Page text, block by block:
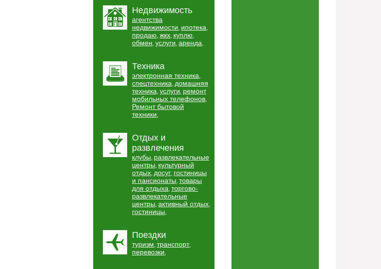
Недвижимость
агентства
недвижимости, ипотека,
продаю, жкх, куплю,
обмен, услуги, аренда,
Техника
электронная техника,
спецтехника, домашняя
техника, услуги, ремонт
мобильных телефонов,
Ремонт бытовой
техники,
Отдых и
развлечения
клубы, развлекательные
центры, культурный
отдых, досуг, гостиницы
и пансионаты, товары
для отдыха, торгово-
развлекательные
центры, активный отдых,
гостиницы,
Поездки
туризм, транспорт,
перевозки,